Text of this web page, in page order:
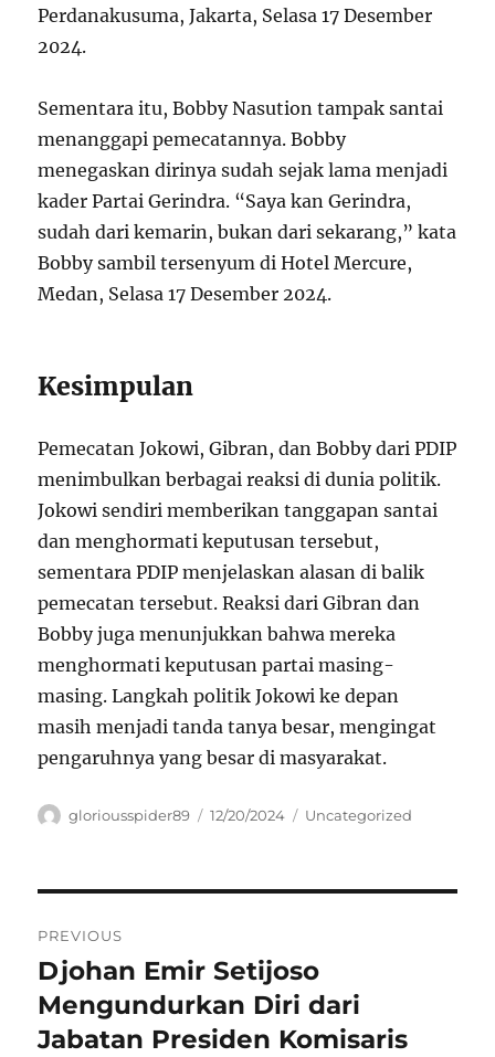
Perdanakusuma, Jakarta, Selasa 17 Desember
2024.
Sementara itu, Bobby Nasution tampak santai
menanggapi pemecatannya. Bobby
menegaskan dirinya sudah sejak lama menjadi
kader Partai Gerindra. “Saya kan Gerindra,
sudah dari kemarin, bukan dari sekarang,” kata
Bobby sambil tersenyum di Hotel Mercure,
Medan, Selasa 17 Desember 2024.
Kesimpulan
Pemecatan Jokowi, Gibran, dan Bobby dari PDIP
menimbulkan berbagai reaksi di dunia politik.
Jokowi sendiri memberikan tanggapan santai
dan menghormati keputusan tersebut,
sementara PDIP menjelaskan alasan di balik
pemecatan tersebut. Reaksi dari Gibran dan
Bobby juga menunjukkan bahwa mereka
menghormati keputusan partai masing-
masing. Langkah politik Jokowi ke depan
masih menjadi tanda tanya besar, mengingat
pengaruhnya yang besar di masyarakat.
Author
gloriousspider89
Posted
12/20/2024 Categories
Uncategorized
pos
PREVIOUS
Previous
post:
Djohan Emir Setijoso
Mengundurkan Diri dari
Jabatan Presiden Komisaris